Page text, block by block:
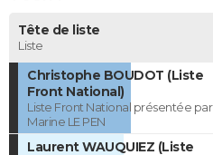
Tête de liste
Liste
Christophe BOUDOT (Liste
Front National)
Liste Front National présentée par
Marine LE PEN
Laurent WAUQUIEZ (Liste